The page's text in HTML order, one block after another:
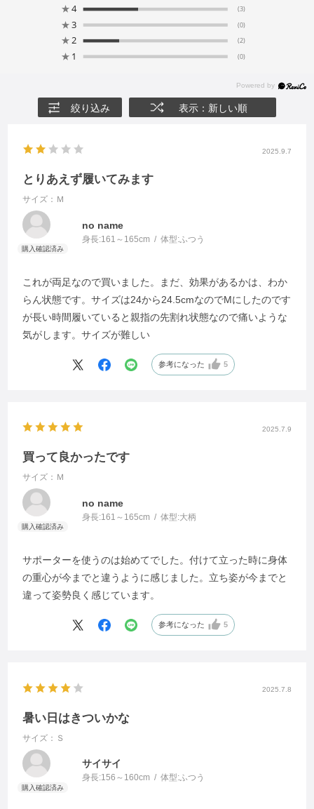
★4 (3)
★3 (0)
★2 (2)
★ 1 (0)
絞り込み 表示：新しい順
2025.9.7
とりあえず履いてみます
サイズ：Ｍ
no name
身長:161～165cm 体型:ふつう
これが両足なので買いました。まだ、効果があるかは、わか
らん状態です。サイズは24から24.5cmなのでMにしたのです
が長い時間履いていると親指の先割れ状態なので痛いような
気がします。サイズが難しい
参考になった 5
2025.7.9
買って良かったです
サイズ：Ｍ
no name
身長:161～165cm 体型:大柄
サポーターを使うのは始めてでした。付けて立った時に身体
の重心が今までと違うように感じました。立ち姿が今までと
違って姿勢良く感じています。
参考になった 5
2025.7.8
暑い日はきついかな
サイズ：Ｓ
サイサイ
身長:156～160cm 体型:ふつう